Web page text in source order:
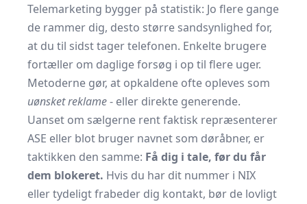
Telemarketing bygger på statistik: Jo flere gange
de rammer dig, desto større sandsynlighed for,
at du til sidst tager telefonen. Enkelte brugere
fortæller om daglige forsøg i op til flere uger.
Metoderne gør, at opkaldene ofte opleves som
uønsket reklame- eller direkte generende.
Uanset om sælgerne rent faktisk repræsenterer
ASE eller blot bruger navnet som døråbner, er
taktikken den samme: Få dig i tale, før du får
dem blokeret. Hvis du har dit nummer i NIX
eller tydeligt frabeder dig kontakt, bør de lovligt